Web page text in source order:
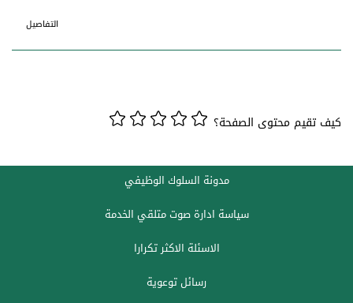
التفاصيل
كيف تقيم محتوى الصفحة؟
مدونة السلوك الوظيفي
سياسة ادارة صوت متلقي الخدمة
الاسئلة الاكثر تكرارا
رسائل توعوية